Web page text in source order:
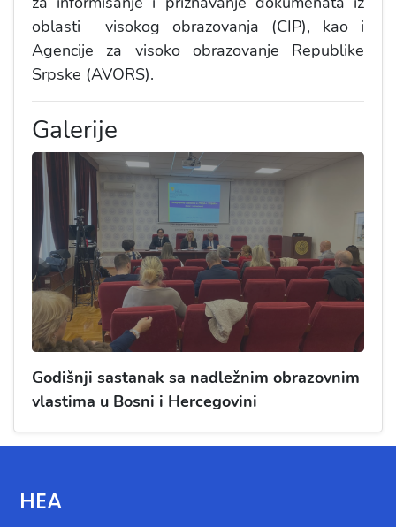
oblasti visokog obrazovanja (CIP), kao i
Agencije za visoko obrazovanje Republike
Srpske (AVORS).
Galerije
Godišnji sastanak sa nadležnim obrazovnim
vlastima u Bosni i Hercegovini
HEA